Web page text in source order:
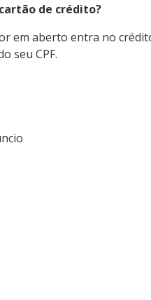
de crédito?
em aberto entra no
seu CPF.